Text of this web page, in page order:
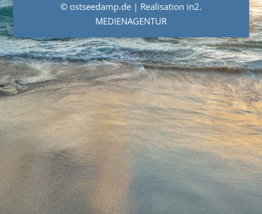
© ostseedamp.de | Realisation in2.
MEDIENAGENTUR